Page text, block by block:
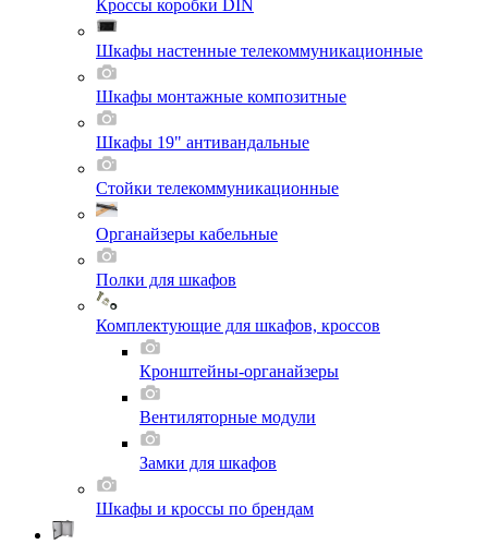
Кроссы коробки DIN
Шкафы настенные телекоммуникационные
Шкафы монтажные композитные
Шкафы 19" антивандальные
Стойки телекоммуникационные
Органайзеры кабельные
Полки для шкафов
Комплектующие для шкафов, кроссов
Кронштейны-органайзеры
Вентиляторные модули
Замки для шкафов
Шкафы и кроссы по брендам